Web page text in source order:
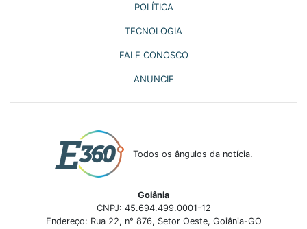
POLÍTICA
TECNOLOGIA
FALE CONOSCO
ANUNCIE
Todos os ângulos da notícia.
Goiânia
CNPJ: 45.694.499.0001-12
Endereço: Rua 22, n° 876, Setor Oeste, Goiânia-GO